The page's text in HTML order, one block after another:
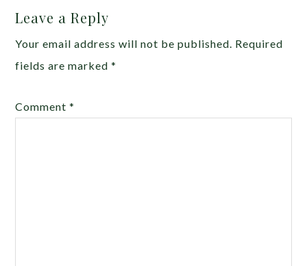
Leave a Reply
Your email address will not be published. Required
fields are marked*
Comment*